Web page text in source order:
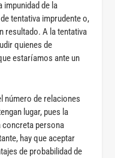
impunidad de la
tentativa imprudente o,
resultado. A la tentativa
quienes de
estaríamos ante un
número de relaciones
lugar, pues la
concreta persona
hay que aceptar
de probabilidad de